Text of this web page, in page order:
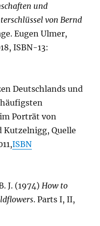
und
von Bernd
Eugen Ulmer,
ISBN-13:
Deutschlands und
Porträt von
Kutzelnigg, Quelle
ISBN
J. (1974) How to
. Parts I, II,